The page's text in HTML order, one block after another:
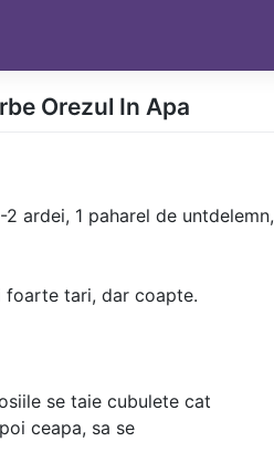
Orezul In Apa
ardei, 1 paharel de untdelemn,
foarte tari, dar coapte.
se taie cubulete cat
ceapa, sa se